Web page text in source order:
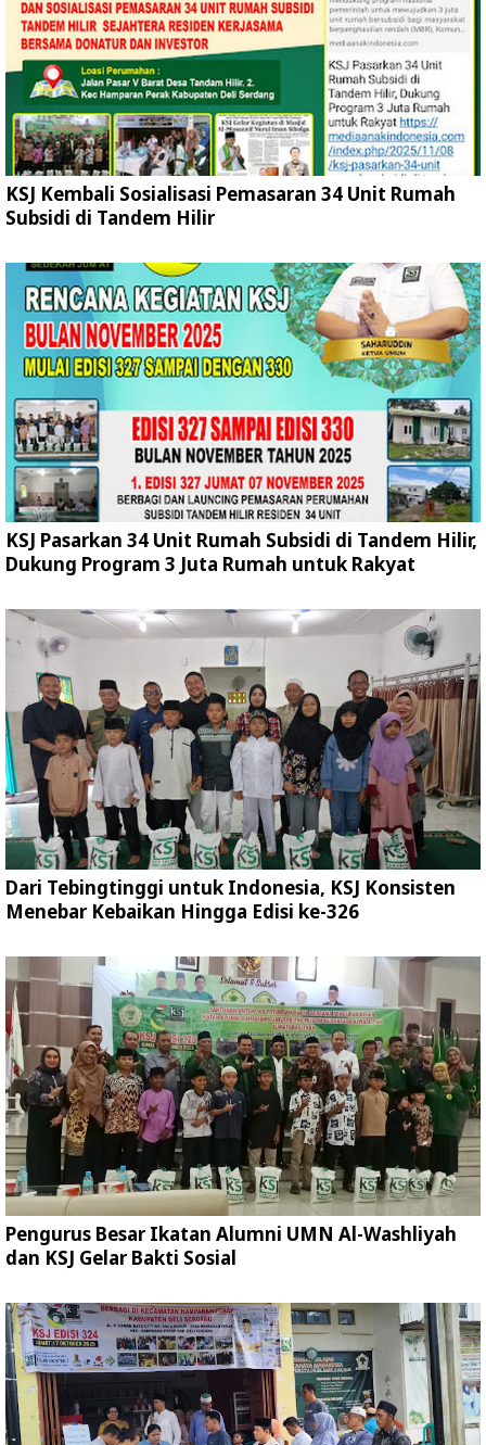
KSJ Kembali Sosialisasi Pemasaran 34 Unit Rumah
Subsidi di Tandem Hilir
KSJ Pasarkan 34 Unit Rumah Subsidi di Tandem Hilir,
Dukung Program 3 Juta Rumah untuk Rakyat
Dari Tebingtinggi untuk Indonesia, KSJ Konsisten
Menebar Kebaikan Hingga Edisi ke-326
Pengurus Besar Ikatan Alumni UMN Al-Washliyah
dan KSJ Gelar Bakti Sosial